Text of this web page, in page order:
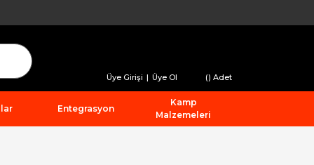
Üye Girişi | Üye Ol () Adet
Entegrasyon
Kamp
Malzemeleri